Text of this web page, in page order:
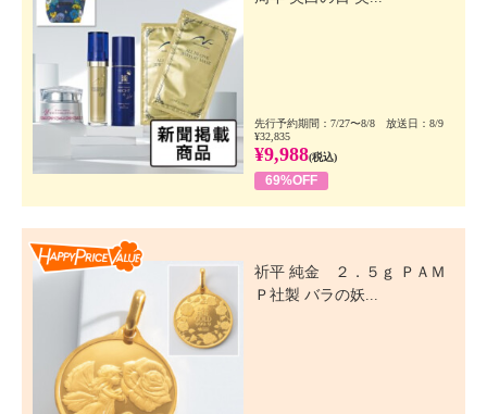
先行予約期間：7/27〜8/8 放送日：8/9
¥32,835
¥9,988(税込)
69%OFF
祈平 純金 ２．５ｇ ＰＡＭ
Ｐ社製 バラの妖...